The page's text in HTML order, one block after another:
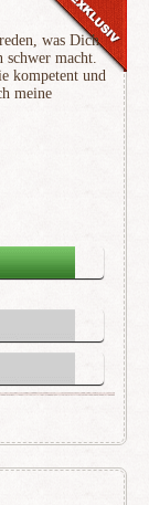
was Dich
schwer macht.
kompetent und
meine